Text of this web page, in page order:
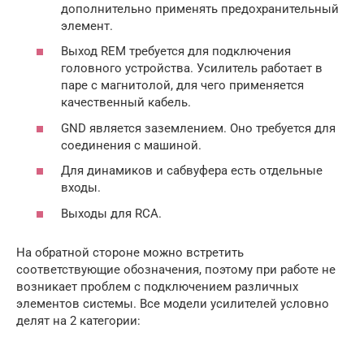
дополнительно применять предохранительный
элемент.
Выход REM требуется для подключения
головного устройства. Усилитель работает в
паре с магнитолой, для чего применяется
качественный кабель.
GND является заземлением. Оно требуется для
соединения с машиной.
Для динамиков и сабвуфера есть отдельные
входы.
Выходы для RCA.
На обратной стороне можно встретить
соответствующие обозначения, поэтому при работе не
возникает проблем с подключением различных
элементов системы. Все модели усилителей условно
делят на 2 категории: